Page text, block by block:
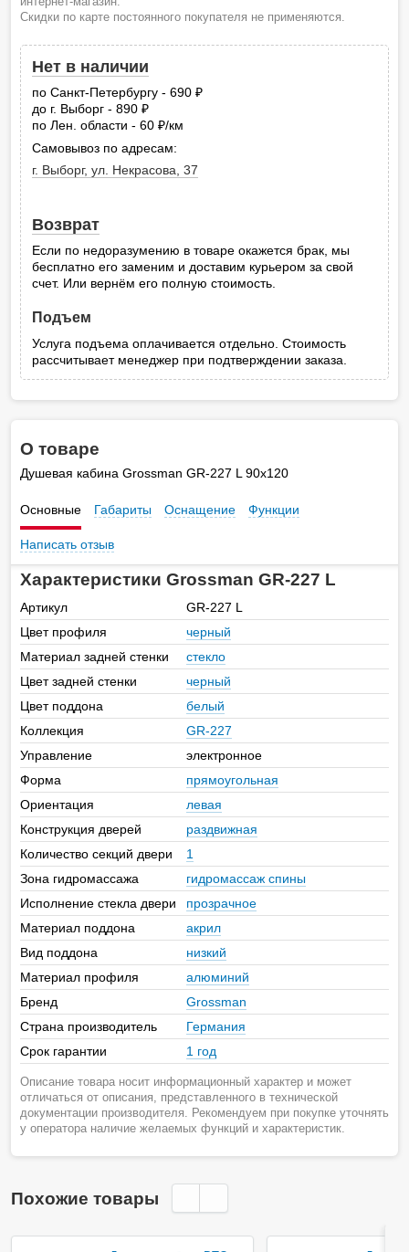
Скидки по карте постоянного покупателя не применяются.
Нет в наличии
по Санкт-Петербургу - 690
до г. Выборг - 890
по Лен. области - 60
руб.
/км
Самовывоз по адресам:
г. Выборг, ул. Некрасова, 37
Возврат
Если по недоразумению в товаре окажется брак, мы
бесплатно его заменим и доставим курьером за свой
счет. Или вернём его полную стоимость.
Подъем
Услуга подъема оплачивается отдельно. Стоимость
рассчитывает менеджер при подтверждении заказа.
О товаре
Душевая кабина Grossman GR-227 L 90x120
Основные Габариты Оснащение Функции
Написать отзыв
Характеристики Grossman GR-227 L
Артикул
GR-227 L
Цвет профиля
черный
Материал задней стенки
стекло
Цвет задней стенки
черный
Цвет поддона
белый
Коллекция
GR-227
Управление
электронное
Форма
прямоугольная
Ориентация
левая
Конструкция дверей
раздвижная
Количество секций двери
1
Зона гидромассажа
гидромассаж спины
Исполнение стекла двери
прозрачное
Материал поддона
акрил
Вид поддона
низкий
Материал профиля
алюминий
Бренд
Grossman
Страна производитель
Германия
Срок гарантии
1 год
Описание товара носит информационный характер и может
отличаться от описания, представленного в технической
документации производителя. Рекомендуем при покупке уточнять
у оператора наличие желаемых функций и характеристик.
Похожие товары